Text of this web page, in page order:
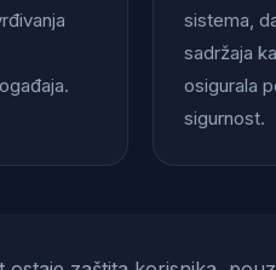
sistema,
sadržaja
osigurala
sigurnost.